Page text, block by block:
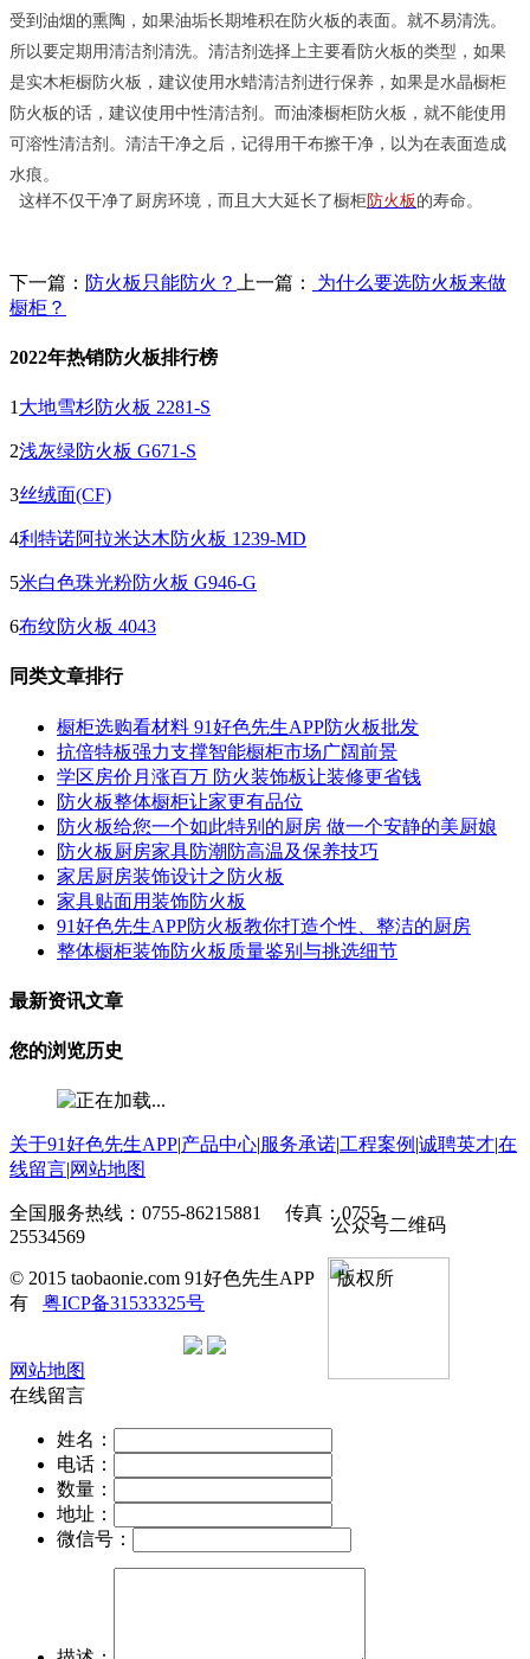
受到油烟的熏陶，如果油垢长期堆积在防火板的表面。就不易清洗。
所以要定期用清洁剂清洗。清洁剂选择上主要看防火板的类型，如果
是实木柜橱防火板，建议使用水蜡清洁剂进行保养，如果是水晶橱柜
防火板的话，建议使用中性清洁剂。而油漆橱柜防火板，就不能使用
可溶性清洁剂。清洁干净之后，记得用干布擦干净，以为在表面造成
水痕。
这样不仅干净了厨房环境，而且大大延长了橱柜防火板 的寿命。
下一篇： 防火板只能防火？ 上一篇：
为什么要选防火板来做
橱柜？
2022年热销防火板排行榜
1 大地雪杉防火板 2281-S
2浅灰绿防火板 G671-S
3丝绒面(CF)
4利特诺阿拉米达木防火板 1239-MD
5米白色珠光粉防火板 G946-G
6布纹防火板 4043
同类文章排行
橱柜选购看材料 91好色先生APP防火板批发
抗倍特板强力支撑智能橱柜市场广阔前景
学区房价月涨百万 防火装饰板让装修更省钱
防火板整体橱柜让家更有品位
防火板给您一个如此特别的厨房 做一个安静的美厨娘
防火板厨房家具防潮防高温及保养技巧
家居厨房装饰设计之防火板
家具贴面用装饰防火板
91好色先生APP防火板教你打造个性、整洁的厨房
整体橱柜装饰防火板质量鉴别与挑选细节
最新资讯文章
您的浏览历史
关于91好色先生APP 产品中心 服务承诺工程案例 诚聘英才在
线留言 网站地图
公众号二维码
全国服务热线：0755-86215881 传真：0755-
25534569
© 2015 taobaonie.com 91好色先生APP 版权所
有 粤ICP备31533325号
网站地图
在线留言
姓名：
电话：
数量：
地址：
微信号：